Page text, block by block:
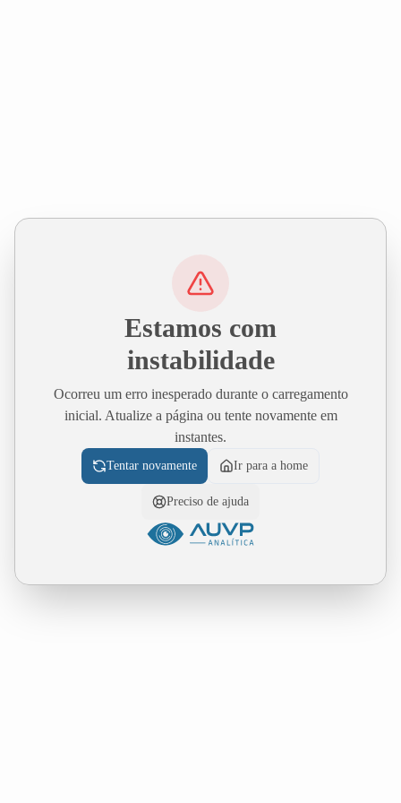
Estamos com
instabilidade
Ocorreu um erro inesperado durante o carregamento
inicial. Atualize a página ou tente novamente em
instantes.
Tentar novamente Ir para a home
Preciso de ajuda